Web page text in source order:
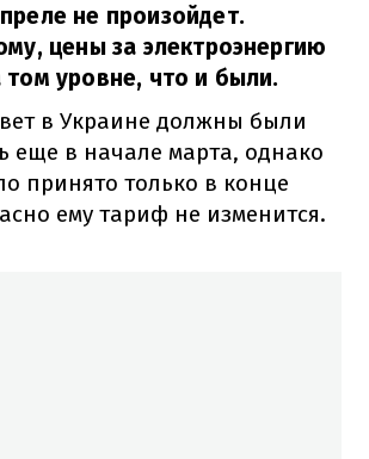
не произойдет.
цены за электроэнергию
том уровне, что и были.
в Украине должны были
еще в начале марта, однако
принято только в конце
ему тариф не изменится.